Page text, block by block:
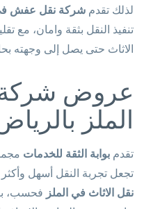
لذلك تقدم شركة نقل عفش في
تنفيذ النقل بثقة وامان، مع
الاثاث حتى يصل إلى وجهته
عروض
الملز
تقدم بوابة الثقة للخدمات
تجعل تجربة النقل أسهل
نقل الاثاث في الملز فحسب،